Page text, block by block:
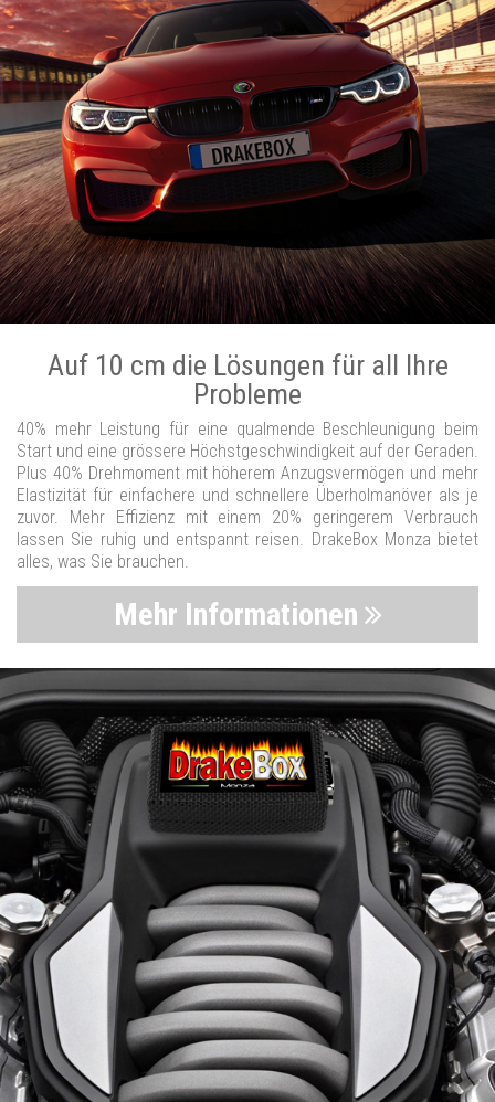
Auf 10 cm die Lösungen für all Ihre
Probleme
40% mehr Leistung für eine qualmende Beschleunigung beim
Start und eine grössere Höchstgeschwindigkeit auf der Geraden.
Plus 40% Drehmoment mit höherem Anzugsvermögen und mehr
Elastizität für einfachere und schnellere Überholmanöver als je
zuvor. Mehr Effizienz mit einem 20% geringerem Verbrauch
lassen Sie ruhig und entspannt reisen. DrakeBox Monza bietet
alles, was Sie brauchen.
Mehr Informationen